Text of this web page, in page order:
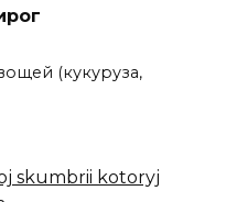
(кукуруза,